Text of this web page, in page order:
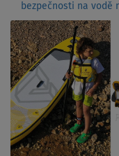
bezpečnosti na vodě